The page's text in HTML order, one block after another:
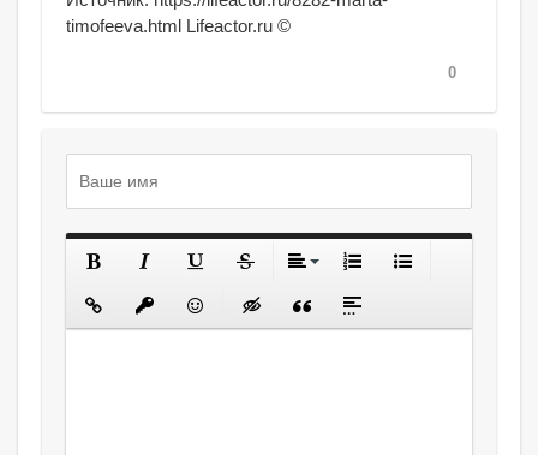
0
timofeeva.html Lifeactor.ru ©